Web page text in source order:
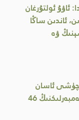
ئاۋۇ ئولتۇرغان
ئاندىن ساڭا
ۋە
چۈشى ئاسان
يالغان چىقمايدۇ، مۆمىننىڭ چۈشى پەيغەمبەرلىكنىڭ 46